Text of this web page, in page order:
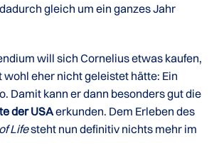
dadurch gleich um ein ganzes Jahr
will sich Cornelius etwas kaufen,
wohl eher nicht geleistet hätte: Ein
Damit kann er dann besonders gut die
der USAerkunden. Dem Erleben des
Lifesteht nun definitiv nichts mehr im